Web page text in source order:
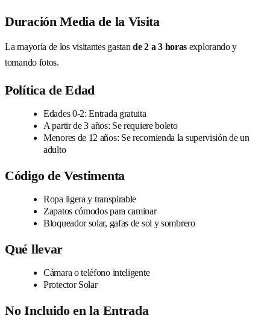
Duración Media de la Visita
La mayoría de los visitantes gastande 2 a 3 horas explorando y
tomando fotos.
Política de Edad
Edades 0-2: Entrada gratuita
A partir de 3 años: Se requiere boleto
Menores de 12 años: Se recomienda la supervisión de un
adulto
Código de Vestimenta
Ropa ligera y transpirable
Zapatos cómodos para caminar
Bloqueador solar, gafas de sol y sombrero
Qué llevar
Cámara o teléfono inteligente
Protector Solar
No Incluido en la Entrada